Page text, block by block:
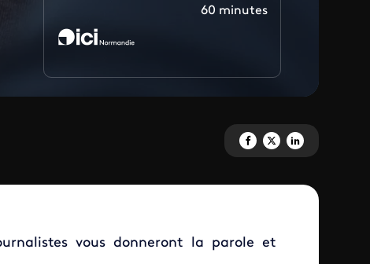
60 minutes
Partagez 'Débats citoyens' sur
Partagez 'Débats
Partagez 'Débats
vous donneront la parole et